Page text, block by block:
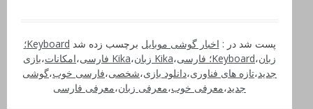
پست شد در : اخبار گوشی موبایل برچسب زده شد
Keyboard؛
زبان،Keyboard؛ فارسی ،Kika زبان ،Kika فارسی ،امکانات،بازی
جدید،تازه های فناوری،دانلود بازی،شخصی،فارسی خوب،گوشی
جدید،معرفی خوب،معرفی زبان،معرفی فارسی